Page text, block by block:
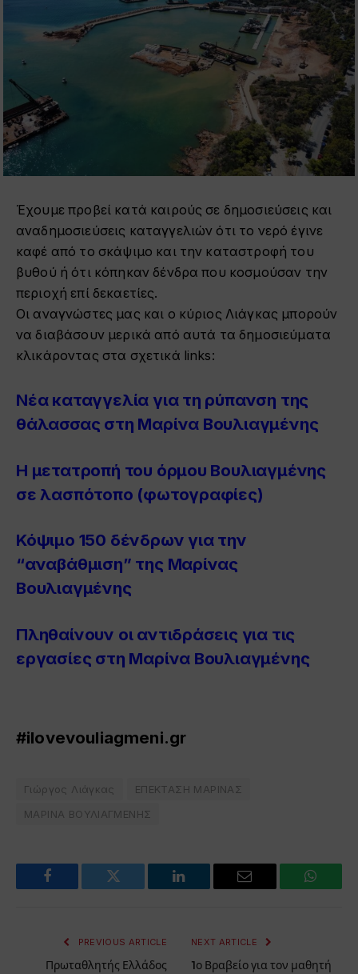
Έχουμε προβεί κατά καιρούς σε δημοσιεύσεις και
αναδημοσιεύσεις καταγγελιών ότι το νερό έγινε
καφέ από το σκάψιμο και την καταστροφή του
βυθού ή ότι κόπηκαν δένδρα που κοσμούσαν την
περιοχή επί δεκαετίες.
Οι αναγνώστες μας και ο κύριος Λιάγκας μπορούν
να διαβάσουν μερικά από αυτά τα δημοσιεύματα
κλικάροντας στα σχετικά links:
Νέα καταγγελία για τη ρύπανση της
θάλασσας στη Μαρίνα Βουλιαγμένης
Η μετατροπή του όρμου Βουλιαγμένης
σε λασπότοπο (φωτογραφίες)
Κόψιμο 150 δένδρων για την
“αναβάθμιση” της Μαρίνας
Βουλιαγμένης
Πληθαίνουν οι αντιδράσεις για τις
εργασίες στη Μαρίνα Βουλιαγμένης
#ilovevouliagmeni.gr
Γιώργος Λιάγκας
ΕΠΕΚΤΑΣΗ ΜΑΡΙΝΑΣ
ΜΑΡΙΝΑ ΒΟΥΛΙΑΓΜΕΝΗΣ
Facebook Twitter LinkedIn Email
PREVIOUS ARTICLE
Πρωταθλητής Ελλάδος
NEXT ARTICLE
1ο Βραβείο για τον μαθητή